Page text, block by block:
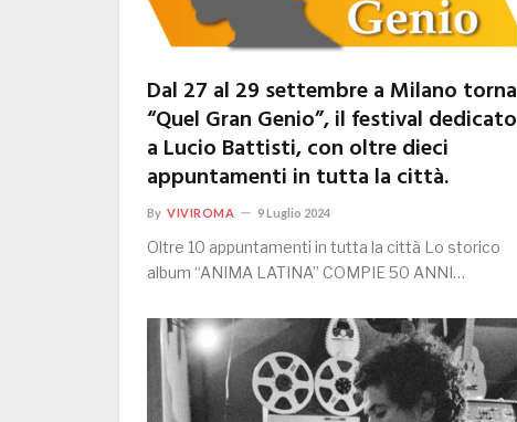
Dal 27 al 29 settembre a Milano torna
“Quel Gran Genio”, il festival dedicato
a Lucio Battisti, con oltre dieci
appuntamenti in tutta la città.
By VIVIROMA 9 Luglio 2024
Oltre 10 appuntamenti in tutta la città Lo storico
album “ANIMA LATINA” COMPIE 50 ANNI…